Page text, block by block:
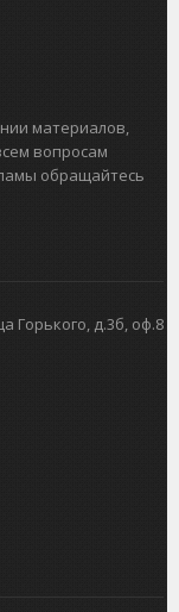
материалов,
вопросам
обращайтесь
Горького, д.3б, оф.8